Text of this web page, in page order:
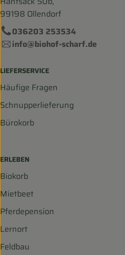
99198 Ollendorf
036203 253534
info@biohof-scharf.de
LIEFERSERVICE
Häufige Fragen
Schnupperlieferung
Bürokorb
ERLEBEN
Biokorb
Mietbeet
Pferdepension
Lernort
Feldbau